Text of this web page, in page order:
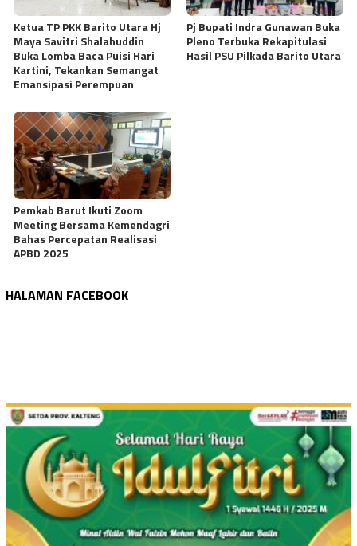
Ketua TP PKK Barito Utara Hj
Maya Savitri Shalahuddin
Buka Lomba Baca Puisi Hari
Kartini, Tekankan Semangat
Emansipasi Perempuan
Pj Bupati Indra Gunawan Buka
Pleno Terbuka Rekapitulasi
Hasil PSU Pilkada Barito Utara
Pemkab Barut Ikuti Zoom
Meeting Bersama Kemendagri
Bahas Percepatan Realisasi
APBD 2025
HALAMAN FACEBOOK